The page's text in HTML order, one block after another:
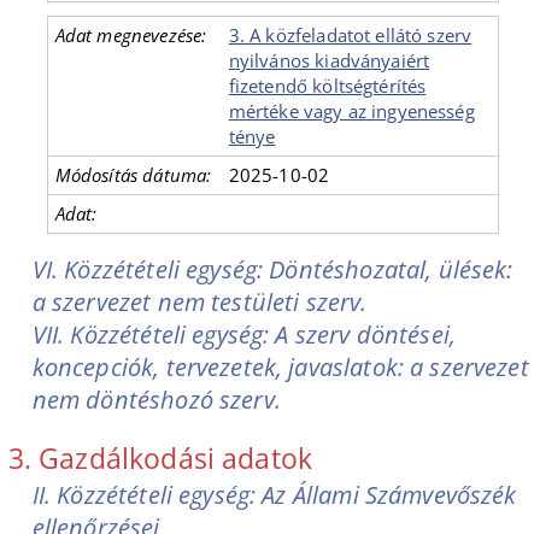
3. A közfeladatot ellátó szerv
nyilvános kiadványaiért
fizetendő költségtérítés
mértéke vagy az ingyenesség
ténye
2025-10-02
VI. Közzétételi egység: Döntéshozatal, ülések:
a szervezet nem testületi szerv.
VII. Közzétételi egység: A szerv döntései,
koncepciók, tervezetek, javaslatok: a szervezet
nem döntéshozó szerv.
3. Gazdálkodási adatok
II. Közzétételi egység: Az Állami Számvevőszék
ellenőrzései